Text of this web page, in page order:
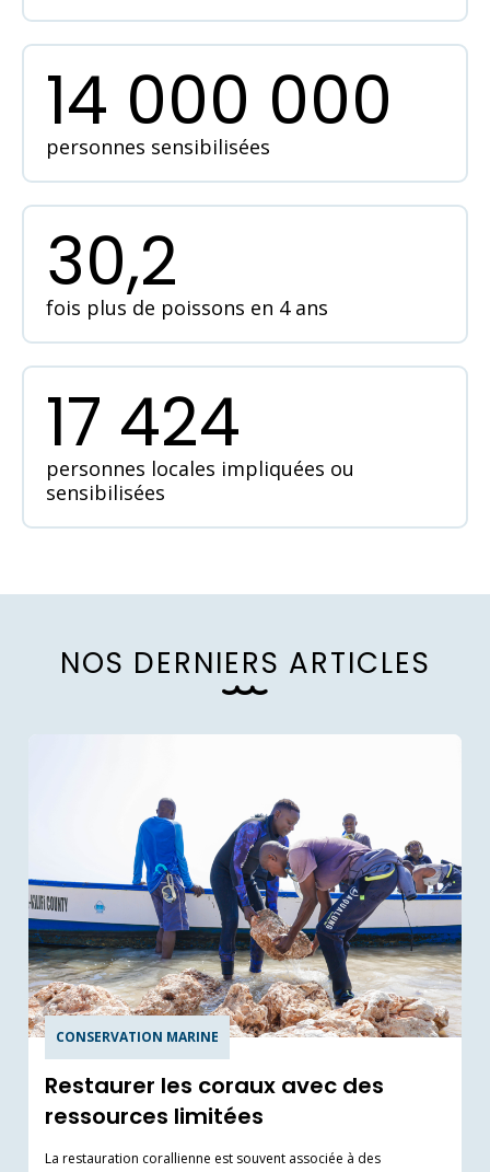
14 000 000
personnes sensibilisées
30,2
fois plus de poissons en 4 ans
17 424
personnes locales impliquées ou
sensibilisées
NOS DERNIERS ARTICLES
CONSERVATION MARINE
Restaurer les coraux avec des
ressources limitées
La restauration corallienne est souvent associée à des